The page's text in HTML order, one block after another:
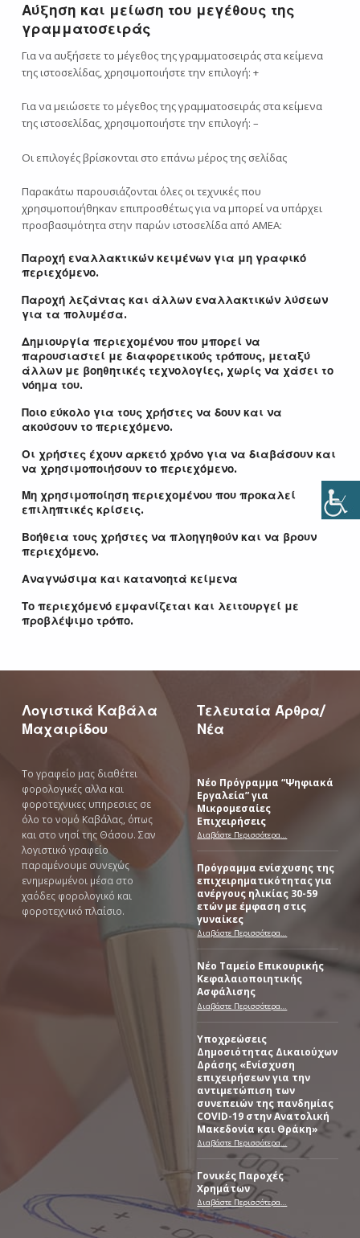
Αύξηση και μείωση του μεγέθους της
γραμματοσειράς
Για να αυξήσετε το μέγεθος της γραμματοσειράς στα κείμενα
της ιστοσελίδας, χρησιμοποιήστε την επιλογή: +
Για να μειώσετε το μέγεθος της γραμματοσειράς στα κείμενα
της ιστοσελίδας, χρησιμοποιήστε την επιλογή: –
Οι επιλογές βρίσκονται στο επάνω μέρος της σελίδας
Παρακάτω παρουσιάζονται όλες οι τεχνικές που
χρησιμοποιήθηκαν επιπροσθέτως για να μπορεί να υπάρχει
προσβασιμότητα στην παρών ιστοσελίδα από ΑΜΕΑ:
Παροχή εναλλακτικών κειμένων για μη γραφικό
περιεχόμενο.
Παροχή λεζάντας και άλλων εναλλακτικών λύσεων
για τα πολυμέσα.
Δημιουργία περιεχομένου που μπορεί να
παρουσιαστεί με διαφορετικούς τρόπους, μεταξύ
άλλων με βοηθητικές τεχνολογίες, χωρίς να χάσει το
νόημα του.
Ποιο εύκολο για τους χρήστες να δουν και να
ακούσουν το περιεχόμενο.
Οι χρήστες έχουν αρκετό χρόνο για να διαβάσουν και
να χρησιμοποιήσουν το περιεχόμενο.
Μη χρησιμοποίηση περιεχομένου που προκαλεί
επιληπτικές κρίσεις.
Βοήθεια τους χρήστες να πλοηγηθούν και να βρουν
περιεχόμενο.
Αναγνώσιμα και κατανοητά κείμενα
Το περιεχόμενό εμφανίζεται και λειτουργεί με
προβλέψιμο τρόπο.
Λογιστικά Καβάλα
Μαχαιρίδου
Το γραφείο μας διαθέτει
φορολογικές αλλα και
φοροτεχνικες υπηρεσιες σε
όλο το νομό Καβάλας, όπως
και στο νησί της Θάσου. Σαν
λογιστικό γραφείο
παραμένουμε συνεχώς
ενημερωμένοι μέσα στο
χαόδες φορολογικό και
φοροτεχνικό πλαίσιο.
Τελευταία Άρθρα/
Νέα
Νέο Πρόγραμμα “Ψηφιακά
Εργαλεία” για
Μικρομεσαίες
Επιχειρήσεις
Διαβάστε Περισσότερα…
Πρόγραμμα ενίσχυσης της
επιχειρηματικότητας για
ανέργους ηλικίας 30-59
ετών με έμφαση στις
γυναίκες
Διαβάστε Περισσότερα“Πρόγραμμα ενίσχυσης της επιχειρηματικότητας για ανέργους ηλικίας 30-59 ετών με έμφαση στις γυναίκες”
…
Νέο Ταμείο Επικουρικής
Κεφαλαιοποιητικής
Ασφάλισης
Διαβάστε Περισσότερα…
Υποχρεώσεις
Δημοσιότητας Δικαιούχων
Δράσης «Ενίσχυση
επιχειρήσεων για την
αντιμετώπιση των
συνεπειών της πανδημίας
COVID-19 στην Ανατολική
Μακεδονία και Θράκη»
Διαβάστε Περισσότερα
“Υποχρεώσεις Δημοσιότητας Δικαιούχων Δράσης «Ενίσχυση επιχειρήσεων για την αντιμετώπιση των συνεπειών της πανδημίας COVID-19 στην Ανατολική Μακεδονία και Θράκη»”
…
Γονικές Παροχές
Χρημάτων
Διαβάστε Περισσότερα…